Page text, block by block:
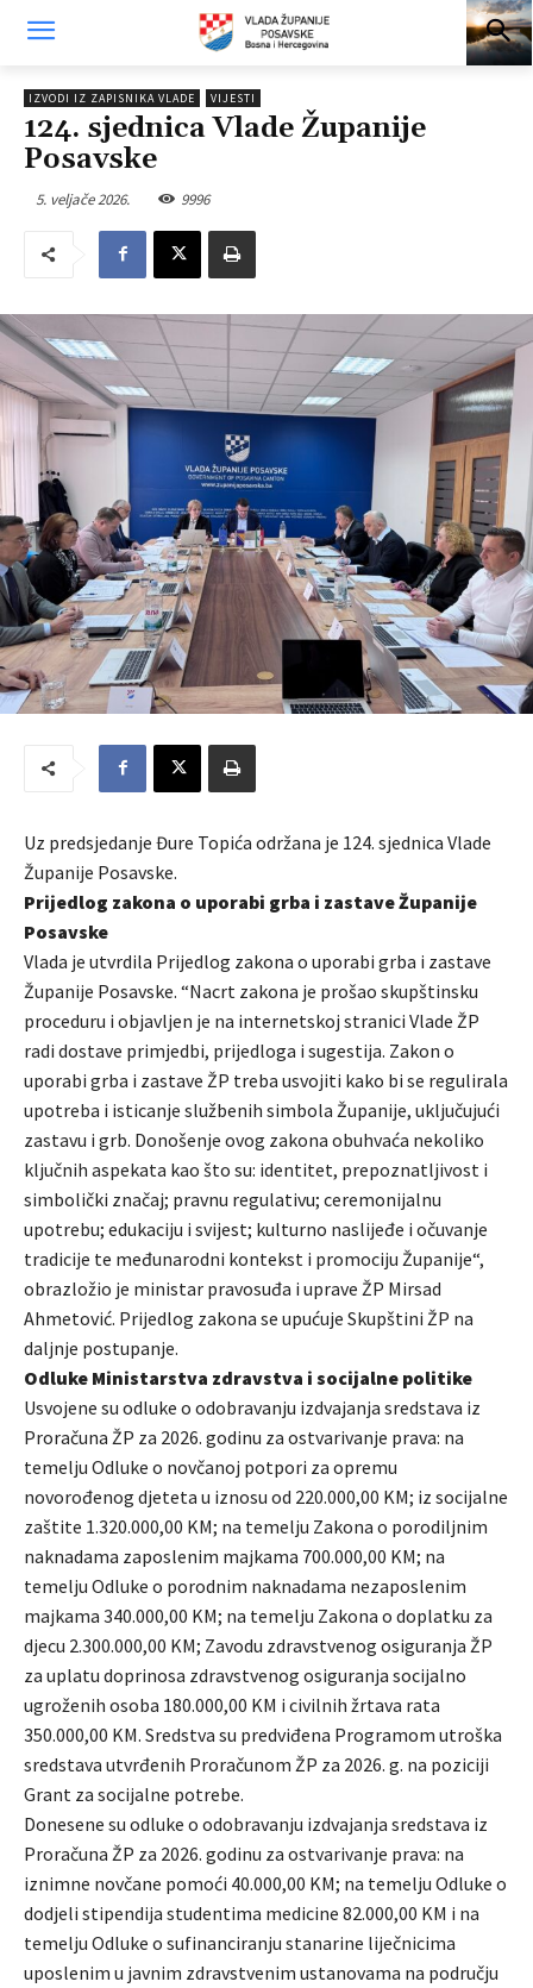
IZVODI IZ ZAPISNIKA VLADE VIJESTI
124. sjednica Vlade Županije
Posavske
5. veljače 2026. 9996
Uz predsjedanje Đure Topića održana je 124. sjednica Vlade
Županije Posavske.
Prijedlog zakona o uporabi grba i zastave Županije
Posavske
Vlada je utvrdila Prijedlog zakona o uporabi grba i zastave
Županije Posavske. “Nacrt zakona je prošao skupštinsku
proceduru i objavljen je na internetskoj stranici Vlade ŽP
radi dostave primjedbi, prijedloga i sugestija. Zakon o
uporabi grba i zastave ŽP treba usvojiti kako bi se regulirala
upotreba i isticanje službenih simbola Županije, uključujući
zastavu i grb. Donošenje ovog zakona obuhvaća nekoliko
ključnih aspekata kao što su: identitet, prepoznatljivost i
simbolički značaj; pravnu regulativu; ceremonijalnu
upotrebu; edukaciju i svijest; kulturno naslijeđe i očuvanje
tradicije te međunarodni kontekst i promociju Županije“,
obrazložio je ministar pravosuđa i uprave ŽP Mirsad
Ahmetović. Prijedlog zakona se upućuje Skupštini ŽP na
daljnje postupanje.
Odluke Ministarstva zdravstva i socijalne politike
Usvojene su odluke o odobravanju izdvajanja sredstava iz
Proračuna ŽP za 2026. godinu za ostvarivanje prava: na
temelju Odluke o novčanoj potpori za opremu
novorođenog djeteta u iznosu od 220.000,00 KM; iz socijalne
zaštite 1.320.000,00 KM; na temelju Zakona o porodiljnim
naknadama zaposlenim majkama 700.000,00 KM; na
temelju Odluke o porodnim naknadama nezaposlenim
majkama 340.000,00 KM; na temelju Zakona o doplatku za
djecu 2.300.000,00 KM; Zavodu zdravstvenog osiguranja ŽP
za uplatu doprinosa zdravstvenog osiguranja socijalno
ugroženih osoba 180.000,00 KM i civilnih žrtava rata
350.000,00 KM. Sredstva su predviđena Programom utroška
sredstava utvrđenih Proračunom ŽP za 2026. g. na poziciji
Grant za socijalne potrebe.
Donesene su odluke o odobravanju izdvajanja sredstava iz
Proračuna ŽP za 2026. godinu za ostvarivanje prava: na
iznimne novčane pomoći 40.000,00 KM; na temelju Odluke o
dodjeli stipendija studentima medicine 82.000,00 KM i na
temelju Odluke o sufinanciranju stanarine liječnicima
uposlenim u javnim zdravstvenim ustanovama na području